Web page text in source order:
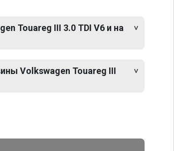
Touareg III 3.0 TDI V6 и на
Volkswagen Touareg III